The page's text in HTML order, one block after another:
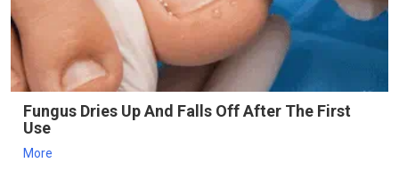
Fungus Dries Up And Falls Off After The First
Use
More